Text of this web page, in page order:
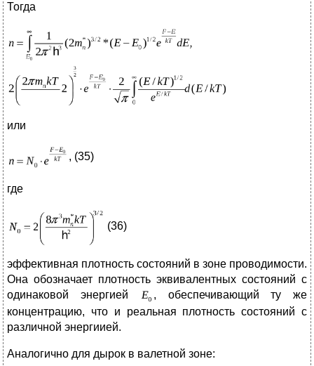
Тогда
или
, (35)
где
(36)
эффективная плотность состояний в зоне проводимости.
Она обозначает плотность эквивалентных состояний с
одинаковой энергией
, обеспечивающий ту же
концентрацию, что и реальная плотность состояний с
различной энергиией.
Аналогично для дырок в валетной зоне: